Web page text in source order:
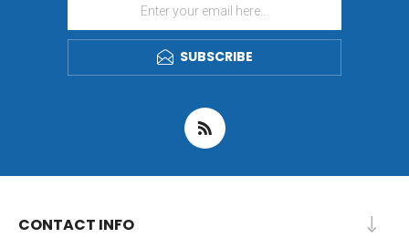
SUBSCRIBE
CONTACT INFO